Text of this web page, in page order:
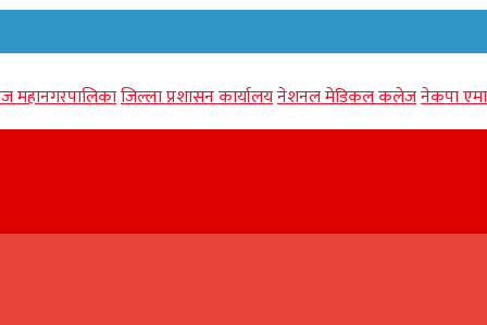
महानगरपालिकाजिल्ला प्रशासन कार्यालयनेशनल मेडिकल कलेजनेकपा